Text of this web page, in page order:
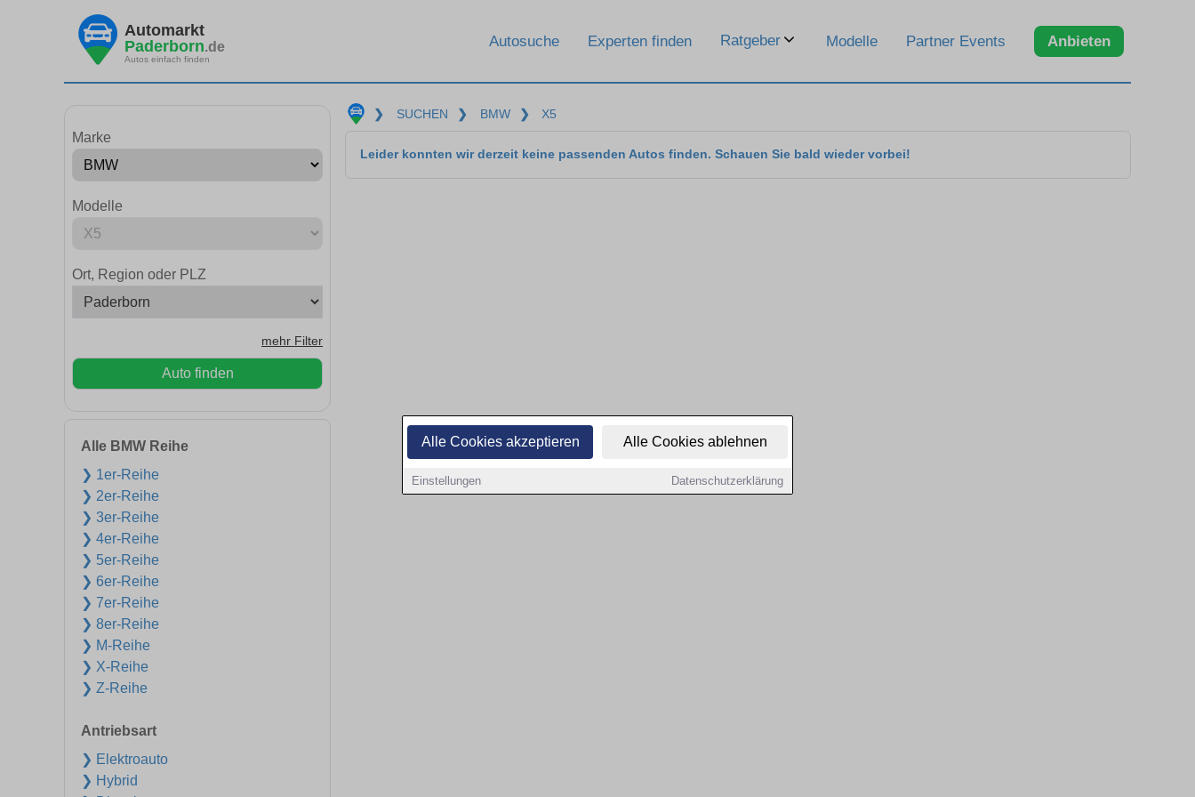
Alle Cookies akzeptieren Alle Cookies ablehnen
Einstellungen Datenschutzerklärung
Automarkt
Paderborn.de
Autos einfach finden
Autosuche Experten finden Ratgeber Modelle Partner Events Anbieten
Marke
Modelle
Ort, Region oder PLZ
mehr Filter
Auto finden
Alle BMW Reihe
❯ 1er-Reihe
❯ 2er-Reihe
❯ 3er-Reihe
❯ 4er-Reihe
❯ 5er-Reihe
❯ 6er-Reihe
❯ 7er-Reihe
❯ 8er-Reihe
❯ M-Reihe
❯ X-Reihe
❯ Z-Reihe
Antriebsart
❯ Elektroauto
❯ Hybrid
❯ SUCHEN ❯ BMW ❯ X5
Leider konnten wir derzeit keine passenden Autos finden. Schauen Sie bald wieder vorbei!